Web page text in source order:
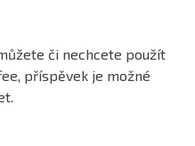
či nechcete použít
příspěvek je možné